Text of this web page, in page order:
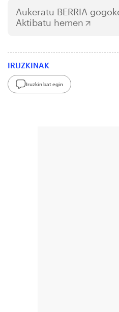
Aukeratu BERRIA
Aktibatu hemen
IRUZKINAK
Iruzkin bat egin